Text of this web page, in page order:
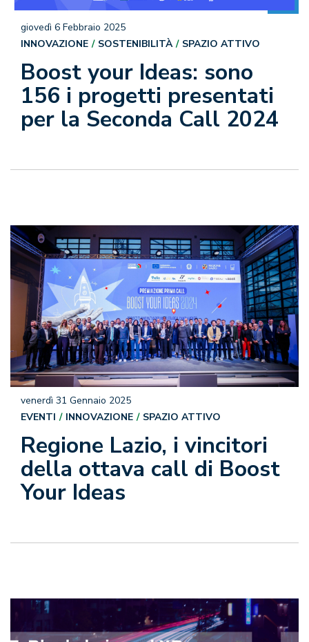
Boost your Ideas: sono
156 i progetti presentati
per la Seconda Call 2024
giovedì 6 Febbraio 2025
INNOVAZIONE
SOSTENIBILITÀ SPAZIO ATTIVO
Regione Lazio, i vincitori
della ottava call di Boost
Your Ideas
venerdì 31 Gennaio 2025
EVENTI
INNOVAZIONE SPAZIO ATTIVO